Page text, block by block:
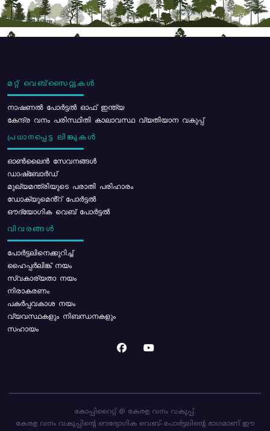
മറ്റ് വെബ്സൈറ്റുകൾ
നാഷണൽ പോർട്ടൽ ഓഫ് ഇന്ത്യ
കേന്ദ്ര വനം പരിസ്ഥിതി കാലാവസ്ഥ വ്യതിയാന വകുപ്പ്
പ്രധാനപ്പെട്ട ലിങ്കുകൾ
ഓൺലൈൻ സേവനങ്ങൾ
ഡാഷ്ബോർഡ്
മുഖ്യമന്ത്രിയുടെ പരാതി പരിഹാരം
ഡോക്യുമെൻ്റ് പോർട്ടൽ
ഔദ്യോഗിക വെബ് പോർട്ടൽ
വിവരങ്ങൾ
പോര്‍ട്ടലിനെക്കുറിച്ച്
ഹൈപ്പർലിങ്ക് നയം
സ്വകാര്യതാ നയം
നിരാകരണം
പകർപ്പവകാശ നയം
വ്യവസ്ഥകളും നിബന്ധനകളും
സഹായം
കോപ്പിറൈറ്റ് @ കേരള വനം വകുപ്പ്.
കേരള വനം വകുപ്പിന്റെ ഔദ്യോഗിക വെബ്-പോർട്ടലിന്റെ ഭാഗമാണ് ഈ